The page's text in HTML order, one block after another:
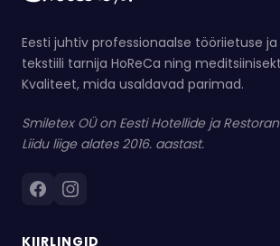
Eesti juhtiv professionaalse tööriietuse ja
tekstiili tarnija HoReCa ning
Kvaliteet, mida usaldavad parimad.
Smiletex OÜ on Eesti Hotellide ja
Liidu liige alates 2016. aastast.
KIIRLINGID